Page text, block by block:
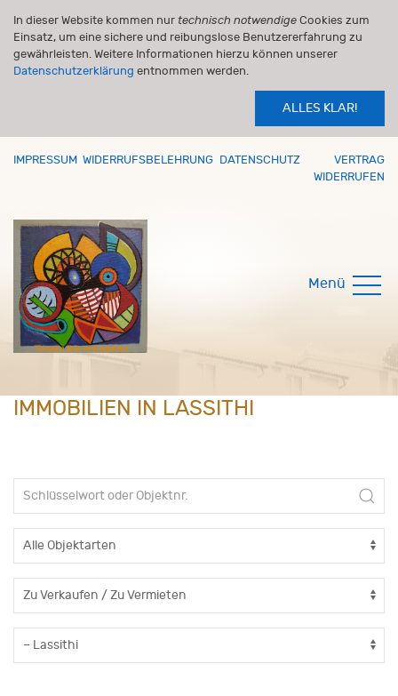
In dieser Website kommen nur technisch notwendige Cookies zum
Einsatz, um eine sichere und reibungslose Benutzererfahrung zu
gewährleisten. Weitere Informationen hierzu können unserer
Datenschutzerklärung entnommen werden.
ALLES KLAR!
IMPRESSUM WIDERRUFSBELEHRUNG DATENSCHUTZ
VERTRAG
WIDERRUFEN
Menü
IMMOBILIEN IN LASSITHI